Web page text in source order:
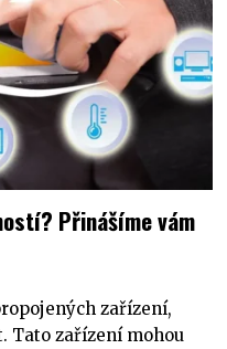
Přinášíme vám
zařízení,
Tato zařízení mohou